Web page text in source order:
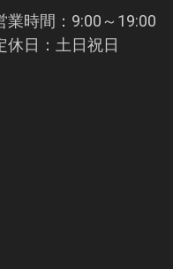
業時間：9:00～19:00
休日：土日祝日